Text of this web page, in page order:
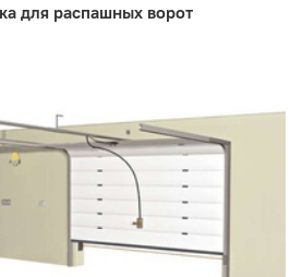
для распашных ворот